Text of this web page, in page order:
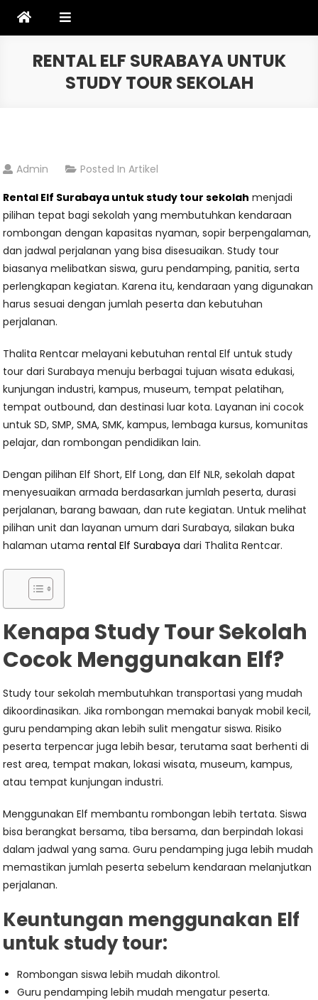
RENTAL ELF SURABAYA UNTUK
STUDY TOUR SEKOLAH
Admin Posted InArtikel
Rental Elf Surabaya untuk study tour sekolah menjadi
pilihan tepat bagi sekolah yang membutuhkan kendaraan
rombongan dengan kapasitas nyaman, sopir berpengalaman,
dan jadwal perjalanan yang bisa disesuaikan. Study tour
biasanya melibatkan siswa, guru pendamping, panitia, serta
perlengkapan kegiatan. Karena itu, kendaraan yang digunakan
harus sesuai dengan jumlah peserta dan kebutuhan
perjalanan.
Thalita Rentcar melayani kebutuhan rental Elf untuk study
tour dari Surabaya menuju berbagai tujuan wisata edukasi,
kunjungan industri, kampus, museum, tempat pelatihan,
tempat outbound, dan destinasi luar kota. Layanan ini cocok
untuk SD, SMP, SMA, SMK, kampus, lembaga kursus, komunitas
pelajar, dan rombongan pendidikan lain.
Dengan pilihan Elf Short, Elf Long, dan Elf NLR, sekolah dapat
menyesuaikan armada berdasarkan jumlah peserta, durasi
perjalanan, barang bawaan, dan rute kegiatan. Untuk melihat
pilihan unit dan layanan umum dari Surabaya, silakan buka
halaman utamarental Elf Surabaya dari Thalita Rentcar.
Kenapa Study Tour Sekolah
Cocok Menggunakan Elf?
Study tour sekolah membutuhkan transportasi yang mudah
dikoordinasikan. Jika rombongan memakai banyak mobil kecil,
guru pendamping akan lebih sulit mengatur siswa. Risiko
peserta terpencar juga lebih besar, terutama saat berhenti di
rest area, tempat makan, lokasi wisata, museum, kampus,
atau tempat kunjungan industri.
Menggunakan Elf membantu rombongan lebih tertata. Siswa
bisa berangkat bersama, tiba bersama, dan berpindah lokasi
dalam jadwal yang sama. Guru pendamping juga lebih mudah
memastikan jumlah peserta sebelum kendaraan melanjutkan
perjalanan.
Keuntungan menggunakan Elf
untuk study tour:
Rombongan siswa lebih mudah dikontrol.
Guru pendamping lebih mudah mengatur peserta.